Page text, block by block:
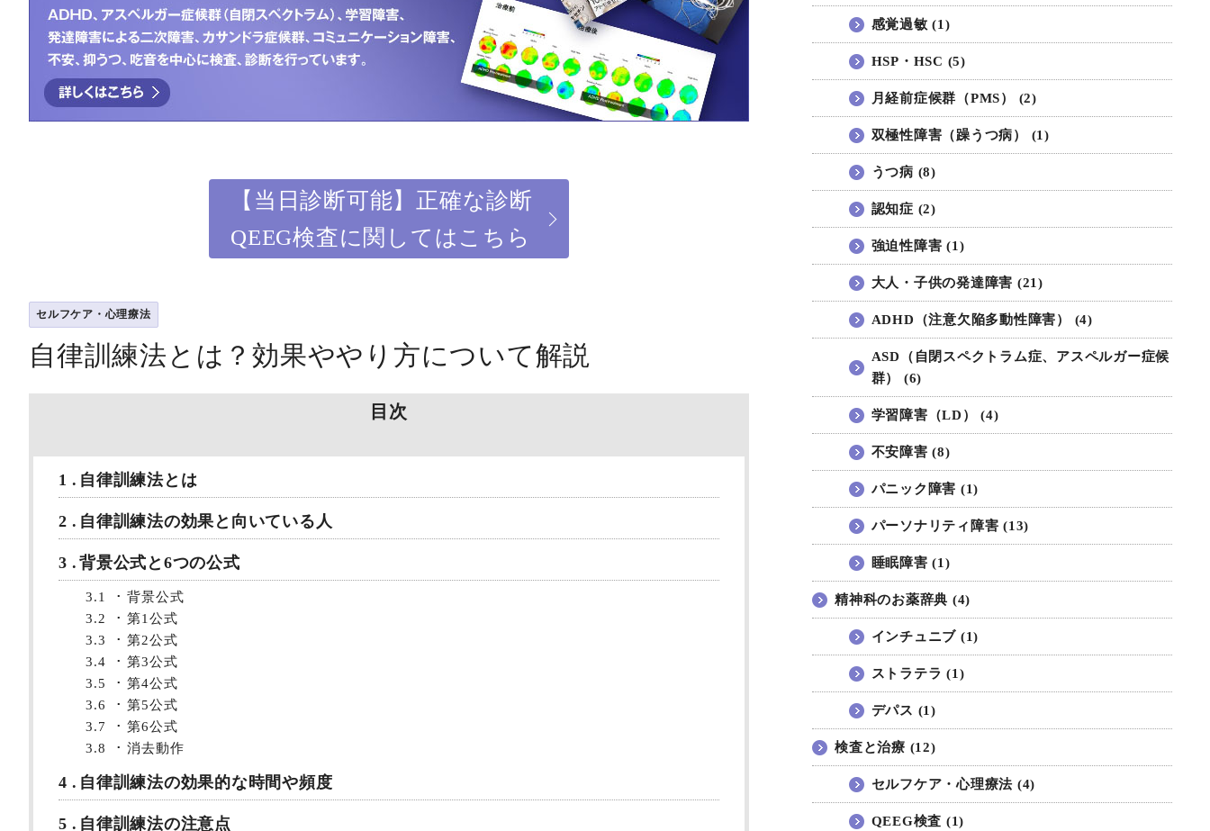
【当日診断可能】正確な診断
QEEG検査に関してはこちら
セルフケア・心理療法
自律訓練法とは？効果ややり方について解説
目次
1 自律訓練法とは
2 自律訓練法の効果と向いている人
3 背景公式と6つの公式
3.1
背景公式
3.2
第1公式
3.3
第2公式
3.4
第3公式
3.5
第4公式
3.6
第5公式
3.7
第6公式
3.8
消去動作
4 自律訓練法の効果的な時間や頻度
5 自律訓練法の注意点
感覚過敏 (1)
HSP・HSC (5)
月経前症候群（PMS） (2)
双極性障害（躁うつ病） (1)
うつ病 (8)
認知症 (2)
強迫性障害 (1)
大人・子供の発達障害 (21)
ADHD（注意欠陥多動性障害） (4)
ASD（自閉スペクトラム症、アスペルガー症候
群） (6)
学習障害（LD） (4)
不安障害 (8)
パニック障害 (1)
パーソナリティ障害 (13)
睡眠障害 (1)
精神科のお薬辞典 (4)
インチュニブ (1)
ストラテラ (1)
デパス (1)
検査と治療 (12)
セルフケア・心理療法 (4)
QEEG検査 (1)